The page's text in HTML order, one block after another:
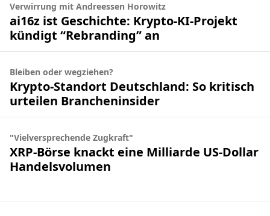
Verwirrung mit Andreessen Horowitz
ai16z ist Geschichte: Krypto-KI-Projekt
kündigt “Rebranding” an
Bleiben oder wegziehen?
Krypto-Standort Deutschland: So kritisch
urteilen Brancheninsider
"Vielversprechende Zugkraft"
XRP-Börse knackt eine Milliarde US-Dollar
Handelsvolumen